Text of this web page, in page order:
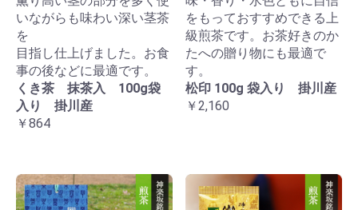
いながらも味わい深い茎茶
を
目指し仕上げました。お食
事の後などに最適です。
くき茶 抹茶入 100g袋
入り 掛川産
￥864
をもっておすすめできる上
級煎茶です。お茶好きのか
たへの贈り物にも最適で
す。
松印 100g 袋入り 掛川産
￥2,160